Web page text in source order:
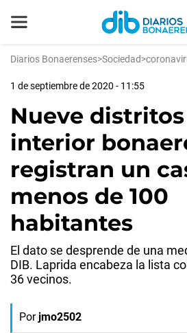
Diarios Bonaerenses>Sociedad>
1 de septiembre de 2020 - 11:55
Nueve
interior
registran un
menos de 100
habitantes
El dato se desprende de una
DIB. Laprida encabeza la lista
36 vecinos.
Por jmo2502